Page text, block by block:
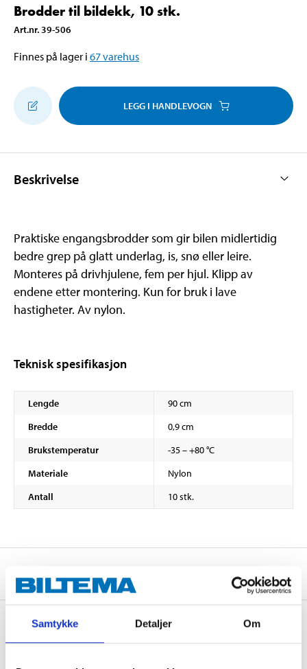
Samtykke Detaljer Om
Brodder til bildekk, 10 stk.
Art.nr. 39-506
Finnes på lager i 67varehus
LEGG I HANDLEVOGN
Beskrivelse
Praktiske engangsbrodder som gir bilen midlertidig
bedre grep på glatt underlag, is, snø eller leire.
Monteres på drivhjulene, fem per hjul. Klipp av
endene etter montering. Kun for bruk i lave
hastigheter. Av nylon.
Teknisk spesifikasjon
Lengde
90 cm
Bredde
0,9 cm
Brukstemperatur
-35 – +80 °C
Materiale
Nylon
Antall
10 stk.
Om produsenten